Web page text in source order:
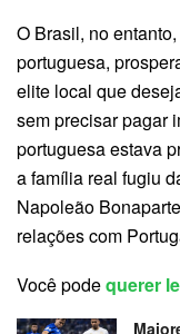
O Brasil, no
portuguesa,
elite local que
sem precisar pagar
portuguesa estava
a família real fugiu
Napoleão
relações com
Você podequerer